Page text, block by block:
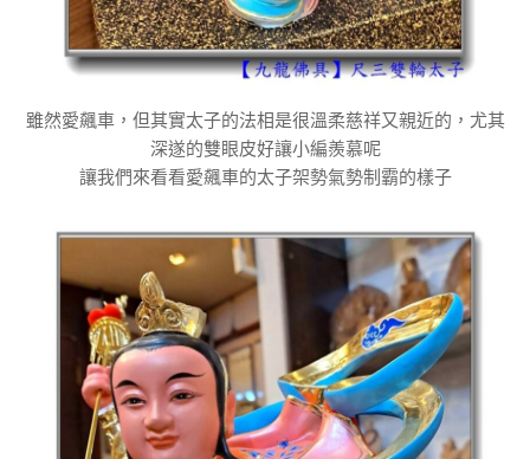
雖然愛飆車，但其實太子的法相是很溫柔慈祥又親近的，尤其
深遂的雙眼皮好讓小編羨慕呢
讓我們來看看愛飆車的太子架勢氣勢制霸的樣子